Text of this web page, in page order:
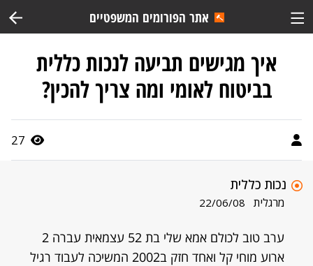
אתר הפורומים המשפטיים
איך מגישים תביעה לנכות כללית
בביטוח לאומי ומה צריך להכין?
27
נכות כללית
מרגלית 22/06/08
ערב טוב לכולם אמא שלי בת 52 עצמאית עברה 2
ארוע מוחי קל ואחד חזק ב2002 המשיכה לעבוד רגיל